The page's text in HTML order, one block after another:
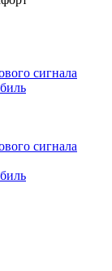
сигнала
сигнала